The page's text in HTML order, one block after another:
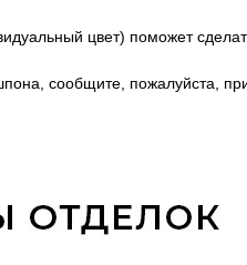
цвет) поможет
сообщите, пожалуйста, при